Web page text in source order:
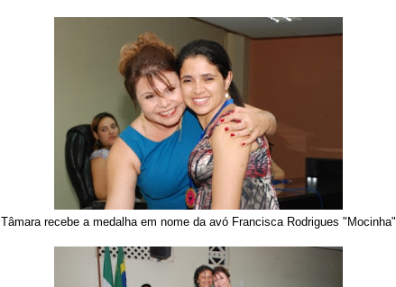
Tâmara recebe a medalha em nome da avó Francisca Rodrigues "Mocinha"